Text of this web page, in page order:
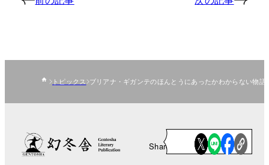
トピックス ブリアナ・ギガンテのほんとうにあったかわからない物語
Share